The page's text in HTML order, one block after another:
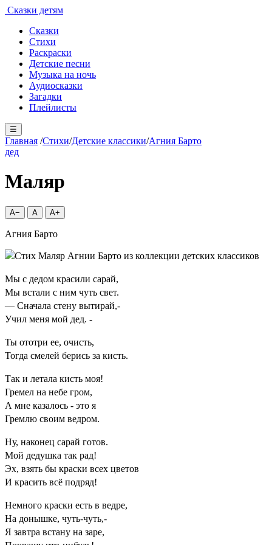
Сказки детям
Сказки
Стихи
Раскраски
Детские песни
Музыка на ночь
Аудиосказки
Загадки
Плейлисты
☰
Главная /Стихи/Детские классики/Агния Барто
дед
Маляр
A− A A+
Агния Барто
Мы с дедом красили сарай,
Мы встали с ним чуть свет.
— Сначала стену вытирай,-
Учил меня мой дед. -
Ты ототри ее, очисть,
Тогда смелей берись за кисть.
Так и летала кисть моя!
Гремел на небе гром,
А мне казалось - это я
Гремлю своим ведром.
Ну, наконец сарай готов.
Мой дедушка так рад!
Эх, взять бы краски всех цветов
И красить всё подряд!
Немного краски есть в ведре,
На донышке, чуть-чуть,-
Я завтра встану на заре,